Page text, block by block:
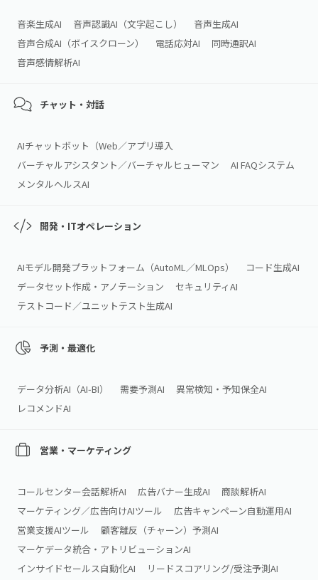
音楽生成AI 音声認識AI（文字起こし）
音声生成AI
音声合成AI（ボイスクローン）
電話応対AI
同時通訳AI
音声感情解析AI
チャット・対話
AIチャットボット（Web／アプリ導入
バーチャルアシスタント／バーチャルヒューマン
AI FAQシステム
メンタルヘルスAI
開発・ITオペレーション
AIモデル開発プラットフォーム（AutoML／MLOps）
コード生成AI
データセット作成・アノテーション
セキュリティAI
テストコード／ユニットテスト生成AI
予測・最適化
データ分析AI（AI‑BI） 需要予測AI
異常検知・予知保全AI
レコメンドAI
営業・マーケティング
コールセンター会話解析AI 広告バナー生成AI
商談解析AI
マーケティング／広告向けAIツール
広告キャンペーン自動運用AI
営業支援AIツール
顧客離反（チャーン）予測AI
マーケデータ統合・アトリビューションAI
インサイドセールス自動化AI
リードスコアリング/受注予測AI